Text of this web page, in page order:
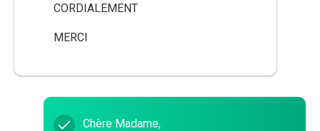
CORDIALEMENT
MERCI
Chère Madame,